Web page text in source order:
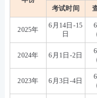
考试时间
2025年
6月14日-15
日
2024年 6月1日-2日
2023年 6月3日-4日